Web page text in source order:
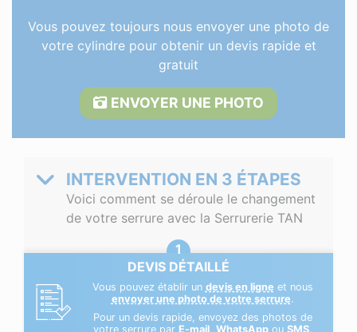
Vous pouvez toujours nous envoyer une photo de
votre cylindre pour obtenir un devis rapide et
gratuit
ENVOYER UNE PHOTO
INTERVENTION EN 3 ÉTAPES
Voici comment se déroule le changement
de votre serrure avec la Serrurerie TAN
DEVIS DÉTAILLÉ
Vous pouvez établir un devis en ligne et nous
envoyer une photo de votre serrure.
Pour un devis rapide, envoyez des photos de
votre serrure par E-mail, WhatsAppou SMS.